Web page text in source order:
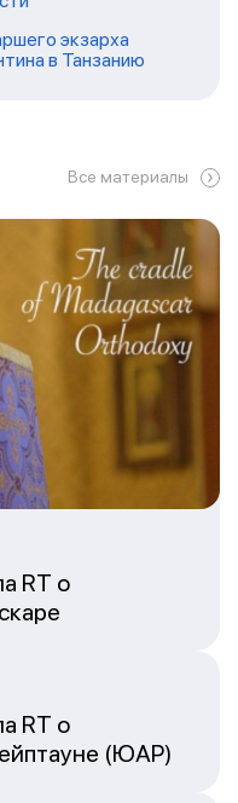
экзарха
в Танзанию
Все материалы
RT о
RT о
(ЮАР)